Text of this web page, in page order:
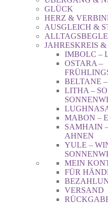
GLÜCK
HERZ &
AUSGLEICH &
JAHRESKREIS
IMBOLC –
OSTARA –
BELTANE
LITHA –
MABON –
SAMHAIN
AHNEN
YULE –
MEIN
FÜR
VERSAND